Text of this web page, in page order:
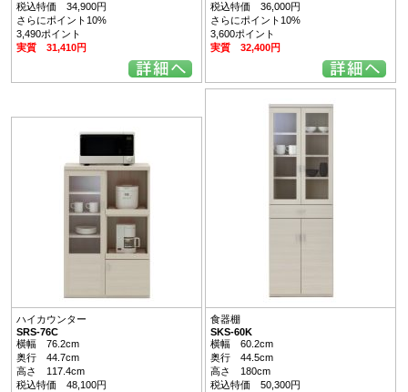
税込特価 34,900円
さらにポイント10%
3,490ポイント
実質 31,410円
税込特価 36,000円
さらにポイント10%
3,600ポイント
実質 32,400円
ハイカウンター
SRS-76C
横幅 76.2cm
奥行 44.7cm
高さ 117.4cm
税込特価 48,100円
食器棚
SKS-60K
横幅 60.2cm
奥行 44.5cm
高さ 180cm
税込特価 50,300円